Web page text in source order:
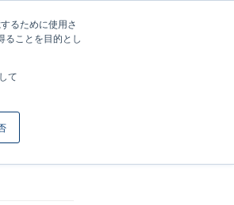
るために使用さ
ることを目的とし
て
マイページ